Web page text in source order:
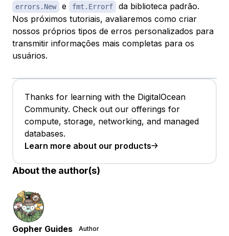
errors.New e fmt.Errorf
da biblioteca padrão.
Nos próximos tutoriais, avaliaremos como criar
nossos próprios tipos de erros personalizados para
transmitir informações mais completas para os
usuários.
Thanks for learning with the DigitalOcean
Community. Check out our offerings for
compute, storage, networking, and managed
databases.
Learn more about our products
About the author(s)
Gopher Guides Author